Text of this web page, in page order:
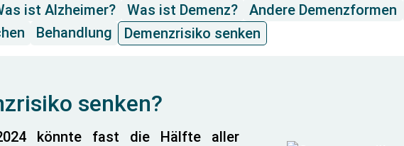
ist Alzheimer? Was ist Demenz? Andere Demenzformen
Behandlung Demenzrisiko senken
senken?
könnte fast die Hälfte aller